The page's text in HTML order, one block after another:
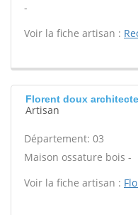
-
Voir la fiche artisan :
Florent doux
Artisan
Département: 03
Maison ossature bois -
Voir la fiche artisan :